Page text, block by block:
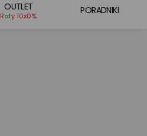
OUTLET
Raty 10x0%
PORADNIKI